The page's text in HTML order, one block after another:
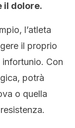
il dolore.
l’atleta
il proprio
Con
potrà
o quella